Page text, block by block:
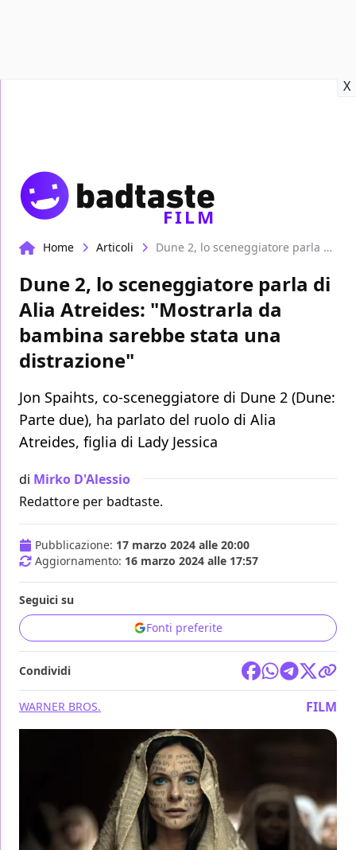
X
FILM
Home Articoli Dune 2, lo sceneggiatore parla di Alia Atreides: "Mostrarla da bambina sarebbe stata una distrazione"
Dune 2, lo sceneggiatore parla di
Alia Atreides: "Mostrarla da
bambina sarebbe stata una
distrazione"
Jon Spaihts, co-sceneggiatore di Dune 2 (Dune:
Parte due), ha parlato del ruolo di Alia
Atreides, figlia di Lady Jessica
di Mirko D'Alessio
Redattore per badtaste.
Pubblicazione: 17 marzo 2024 alle 20:00
Aggiornamento: 16 marzo 2024 alle 17:57
Seguici su
Fonti preferite
Condividi
WARNER BROS. FILM